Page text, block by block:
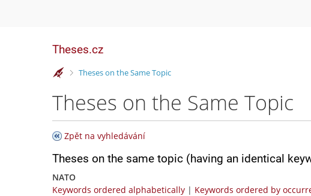
Theses.cz
>
Theses on the Same Topic
Theses on the Same Topic
Zpět na vyhledávání
Theses on the same topic (having an identical
NATO
Keywords ordered alphabetically | Keywords ordered by